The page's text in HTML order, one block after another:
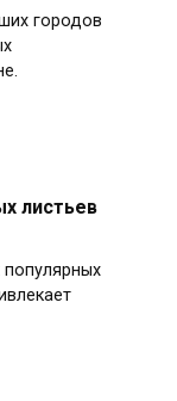
городов
листьев